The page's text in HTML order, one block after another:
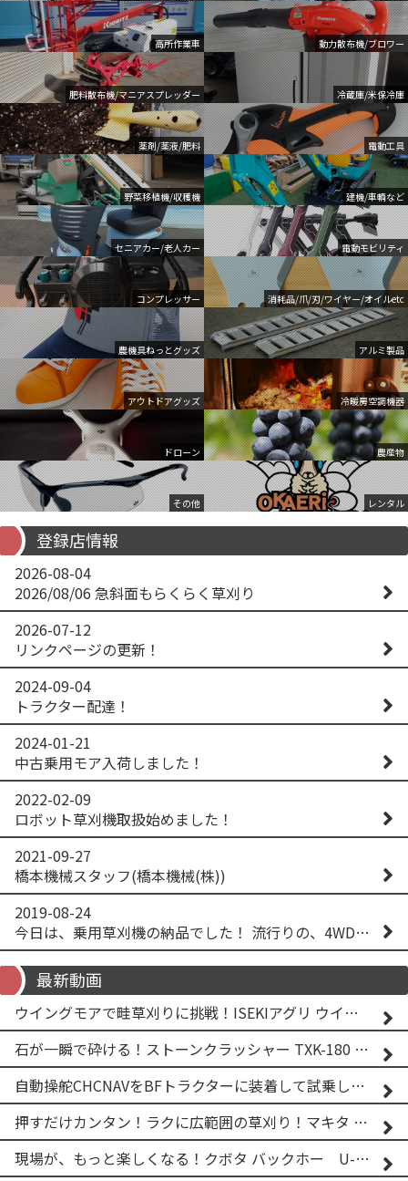
高所作業車 動力散布機/ブロワー
肥料散布機/マニアスプレッダー 冷蔵庫/米保冷庫
薬剤/薬液/肥料 電動工具
野菜移植機/収穫機 建機/車輌など
セニアカー/老人カー 電動モビリティ
コンプレッサー 消耗品/爪/刃/ワイヤー/オイルetc
農機具ねっとグッズ アルミ製品
アウトドアグッズ 冷暖房空調機器
ドローン 農産物
その他 レンタル
登録店情報
2026-08-04
2026/08/06 急斜面もらくらく草刈り
2026-07-12
リンクページの更新！
2024-09-04
トラクター配達！
2024-01-21
中古乗用モア入荷しました！
2022-02-09
ロボット草刈機取扱始めました！
2021-09-27
橋本機械スタッフ(橋本機械(株))
2019-08-24
今日は、乗用草刈機の納品でした！ 流行りの、4WD！ #イセキアグリ #オーレック #四駆 #増税間近
最新動画
ウイングモアで畦草刈りに挑戦！ISEKIアグリ ウイングモア WM746AF
石が一瞬で砕ける！ストーンクラッシャー TXK-180 実演
自動操舵CHCNAVをBFトラクターに装着して試乗してみた！！ CHCNAV NX610
押すだけカンタン！ラクに広範囲の草刈り！マキタ バッテリー式草刈り機 MUG001G 2
現場が、もっと楽しくなる！クボタ バックホー U-25-3A